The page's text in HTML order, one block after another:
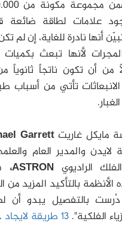
علامات لطاقة ضائعة
أنها نادرة للغاية، إن لم
لأنها تبعث
من أن تكون ناتجاً ثانوياً
الانبعاثات تأتي من أسباب
مايكل غاريتGarrett
والمدير العام
الراديويASTRON،
بالتأكيد المزيد من
بالتفصيل يبدو أن
الفلكية".
13 طريقة